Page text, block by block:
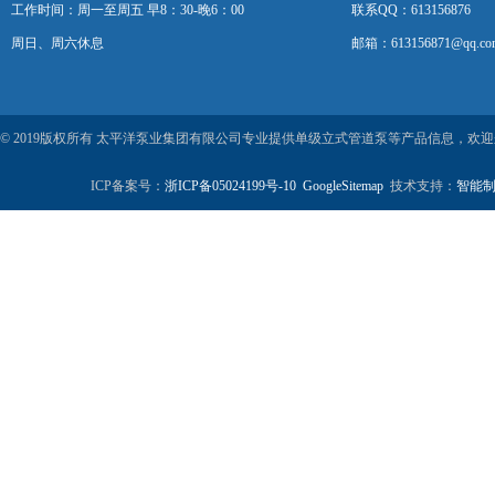
工作时间：周一至周五 早8：30-晚6：00
周日、周六休息
联系QQ：613156876
邮箱：
© 2019版权所有 太平洋泵业集团有限公司专业提供单级立式管道泵等产品信息，欢
ICP备案号： 浙ICP备05024199号-10 GoogleSitemap 技术支持： 智能